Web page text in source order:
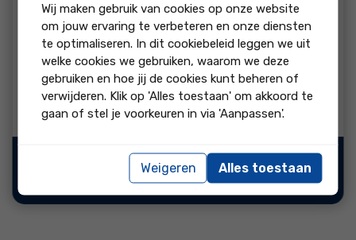
beoordeling:
If you are looking for a job, trust the team of professionals
from Twente. I have been cooperating with them for over a
year and have never regretted it. Just try it and you will
stay with them for a long time!
"Ja, ik beveel dit bedrijf
Bron:
Wij maken gebruik van cookies op onze website
om jouw ervaring te verbeteren en onze diensten
te optimaliseren. In dit cookiebeleid leggen we uit
welke cookies we gebruiken, waarom we deze
gebruiken en hoe jij de cookies kunt beheren of
verwijderen. Klik op 'Alles toestaan' om akkoord te
gaan of stel je voorkeuren in via 'Aanpassen'.
Weigeren Alles toestaan